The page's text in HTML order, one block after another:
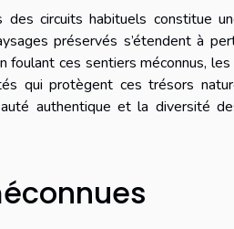
des circuits habituels constitue
préservés s’étendent à
ces sentiers méconnus,
qui protègent ces trésors
authentique et la diversité